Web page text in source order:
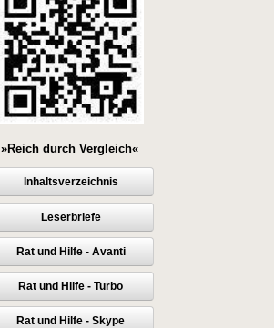
»Reich durch Vergleich«
Inhaltsverzeichnis
Leserbriefe
Rat und Hilfe - Avanti
Rat und Hilfe - Turbo
Rat und Hilfe - Skype